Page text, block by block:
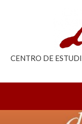
CENTRO DE